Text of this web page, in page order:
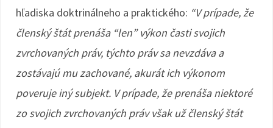
hľadiska doktrinálneho a praktického: “V prípade, že
členský štát prenáša “len” výkon časti svojich
zvrchovaných práv, týchto práv sa nevzdáva a
zostávajú mu zachované, akurát ich výkonom
poveruje iný subjekt. V prípade, že prenáša niektoré
zo svojich zvrchovaných práv však už členský štát